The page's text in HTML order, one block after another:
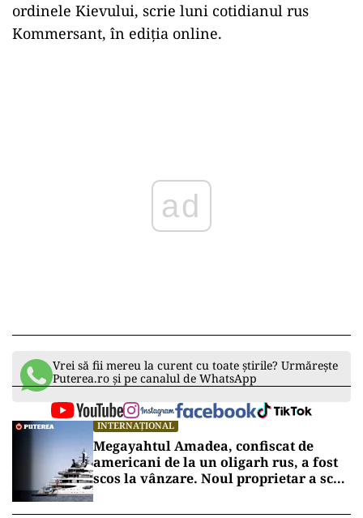
ordinele Kievului, scrie luni cotidianul rus
Kommersant, în ediţia online.
ad
Vrei să fii mereu la curent cu toate știrile? Urmărește
Puterea.ro și pe canalul de WhatsApp
INTERNAȚIONAL
Megayahtul Amadea, confiscat de
americani de la un oligarh rus, a fost
scos la vânzare. Noul proprietar a scos